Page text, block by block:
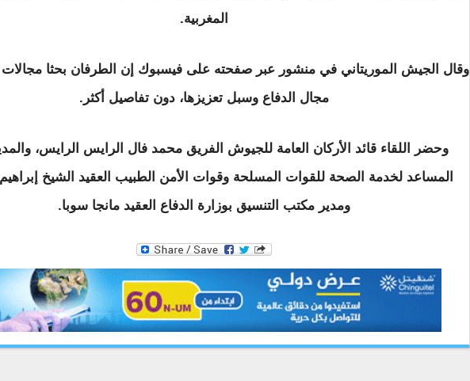
المغربية.
وقال الجيش الموريتاني في منشور عبر صفحته على فيسبوك إن الطرفان بحثا مجالات
مجال الدفاع وسبل تعزيزها، دون تفاصيل أكثر.
وحضر اللقاء قائد الأركان العامة للجيوش الفريق محمد فال الرايس الرايس،
المساعد لخدمة الصحة للقوات المسلحة وقوات الأمن الطبيب العقيد الشيخ
ومدير مكتب التنسيق بوزارة الدفاع العقيد مانجا سوبا.